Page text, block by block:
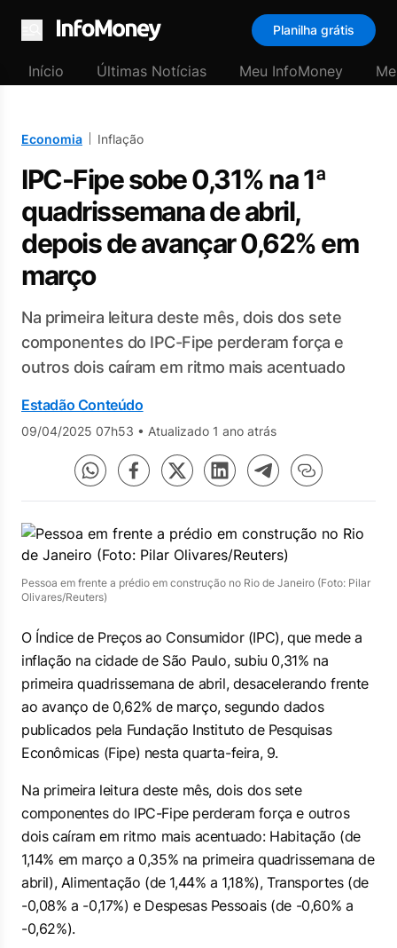
Menu
Planilha grátis
Início Últimas Notícias Meu InfoMoney
Economia Inflação
IPC-Fipe sobe 0,31% na 1ª
quadrissemana de abril,
depois de avançar 0,62% em
março
Na primeira leitura deste mês, dois dos sete
componentes do IPC-Fipe perderam força e
outros dois caíram em ritmo mais acentuado
Estadão Conteúdo
09/04/2025 07h53 • Atualizado 1 ano atrás
Pessoa em frente a prédio em construção no Rio de Janeiro (Foto: Pilar
Olivares/Reuters)
O Índice de Preços ao Consumidor (IPC), que mede a
inflação na cidade de São Paulo, subiu 0,31% na
primeira quadrissemana de abril, desacelerando frente
ao avanço de 0,62% de março, segundo dados
publicados pela Fundação Instituto de Pesquisas
Econômicas (Fipe) nesta quarta-feira, 9.
Na primeira leitura deste mês, dois dos sete
componentes do IPC-Fipe perderam força e outros
dois caíram em ritmo mais acentuado: Habitação (de
1,14% em março a 0,35% na primeira quadrissemana de
abril), Alimentação (de 1,44% a 1,18%), Transportes (de
-0,08% a -0,17%) e Despesas Pessoais (de -0,60% a
-0,62%).